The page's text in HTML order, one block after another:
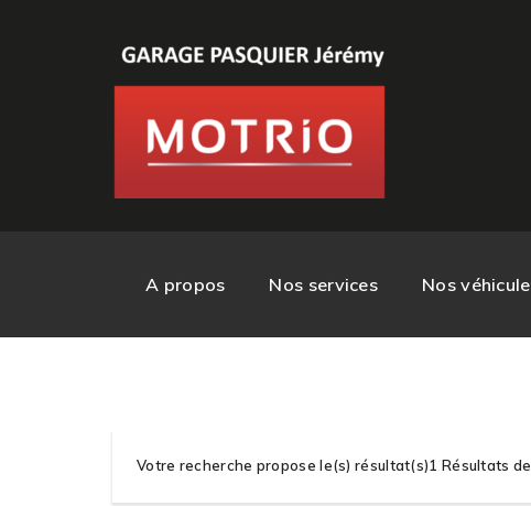
A propos Nos services Nos
Votre recherche propose le(s) résultat(s)1 Résultats